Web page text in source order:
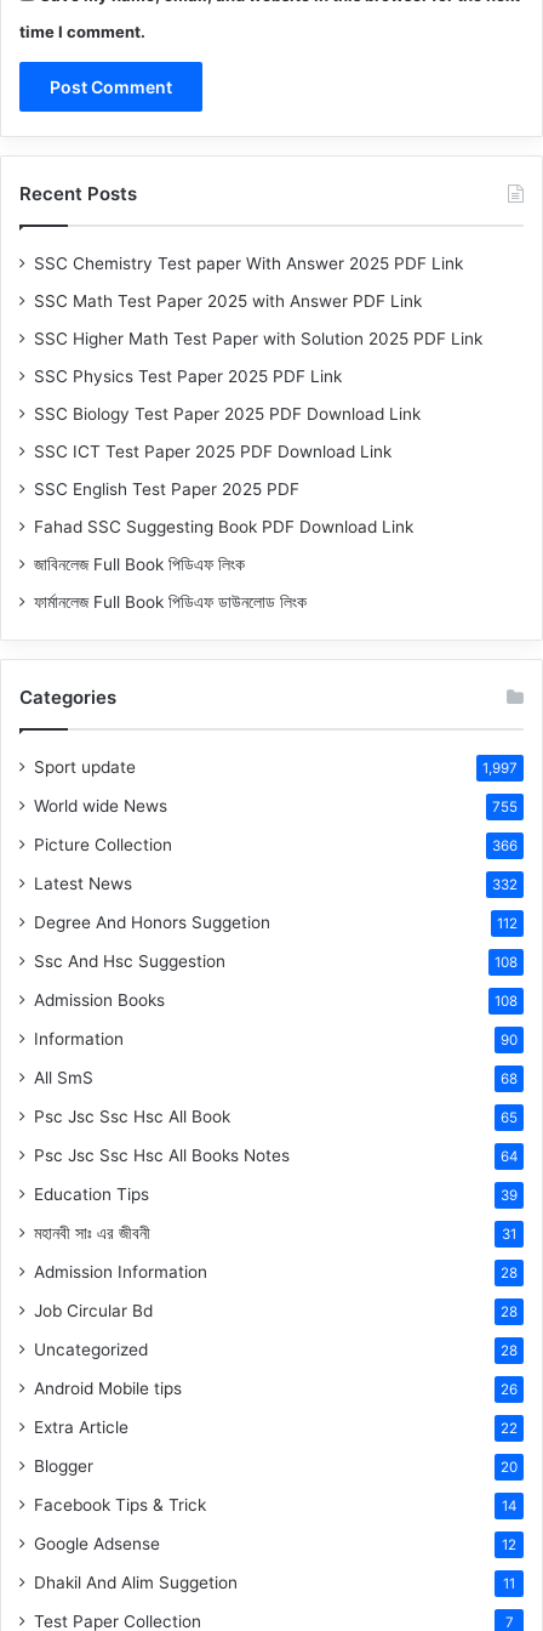
time I comment.
Recent Posts
SSC Chemistry Test paper With Answer 2025 PDF Link
SSC Math Test Paper 2025 with Answer PDF Link
SSC Higher Math Test Paper with Solution 2025 PDF Link
SSC Physics Test Paper 2025 PDF Link
SSC Biology Test Paper 2025 PDF Download Link
SSC ICT Test Paper 2025 PDF Download Link
SSC English Test Paper 2025 PDF
Fahad SSC Suggesting Book PDF Download Link
জাবিনলেজ Full Book পিডিএফ লিংক
ফার্মানলেজ Full Book পিডিএফ ডাউনলোড লিংক
Categories
Sport update 1,997
World wide News 755
Picture Collection 366
Latest News 332
Degree And Honors Suggetion 112
Ssc And Hsc Suggestion 108
Admission Books 108
Information 90
All SmS 68
Psc Jsc Ssc Hsc All Book 65
Psc Jsc Ssc Hsc All Books Notes 64
Education Tips 39
মহানবী সাঃ এর জীবনী 31
Admission Information 28
Job Circular Bd 28
Uncategorized 28
Android Mobile tips 26
Extra Article 22
Blogger 20
Facebook Tips & Trick 14
Google Adsense 12
Dhakil And Alim Suggetion 11
Test Paper Collection 7